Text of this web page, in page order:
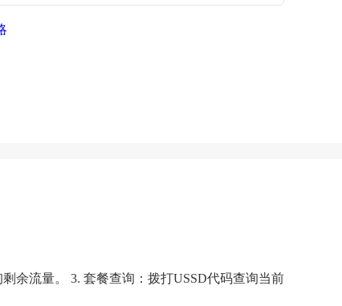
余流量。 3. 套餐查询：拨打USSD代码查询当前